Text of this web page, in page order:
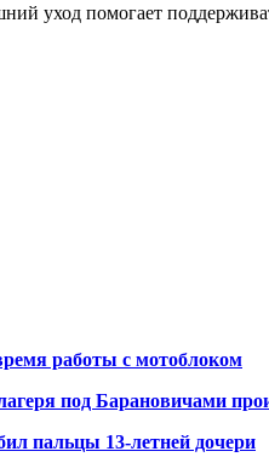
уход помогает
работы с мотоблоком
под Барановичами
пальцы 13-летней дочери